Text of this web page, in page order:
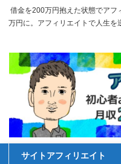
借金を200万円抱えた状態でア
万円に。アフィリエイトで人生を
サイトアフィリエイト